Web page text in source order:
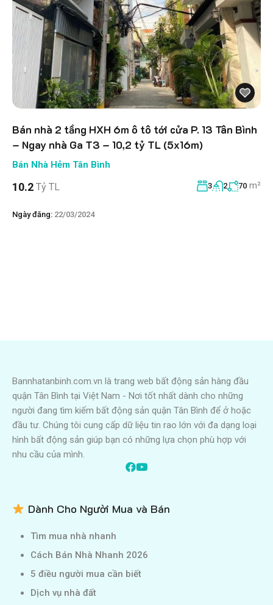
Bán nhà 2 tầng HXH 6m ô tô tới cửa P. 13 Tân Bình
– Ngay nhà Ga T3 – 10,2 tỷ TL (5x16m)
Bán Nhà Hẻm Tân Bình
10.2 Tỷ TL 3 2 70 m²
Ngày đăng: 22/03/2024
Bannhatanbinh.com.vn là trang web bất động sản hàng đầu
quận Tân Bình tại Việt Nam - Nơi tốt nhất dành cho những
người đang tìm kiếm bất động sản quận Tân Bình để ở hoặc
đầu tư. Chúng tôi cung cấp dữ liệu tin rao lớn với đa dạng loại
hình bất động sản giúp bạn có những lựa chọn phù hợp với
nhu cầu của mình.
Dành Cho Người Mua và Bán
Tìm mua nhà nhanh
Cách Bán Nhà Nhanh 2026
5 điều người mua cần biết
Dịch vụ nhà đất